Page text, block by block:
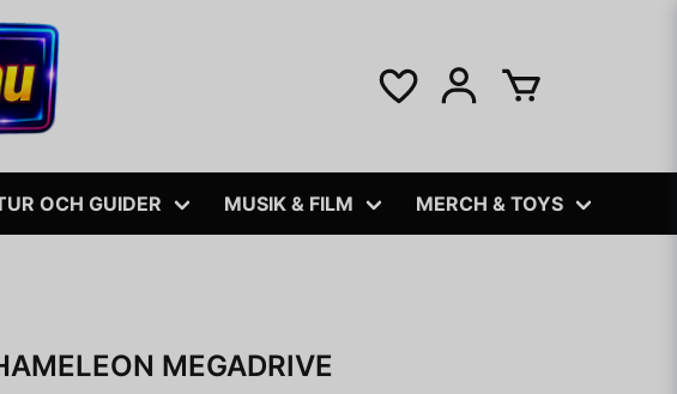
OCH GUIDER MUSIK & FILM MERCH & TOYS
MEGADRIVE